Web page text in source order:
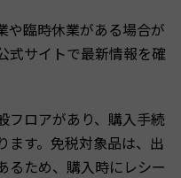
や臨時休業がある場合が
式サイトで最新情報を確
フロアがあり、購入手続
ます。免税対象品は、出
るため、購入時にレシー